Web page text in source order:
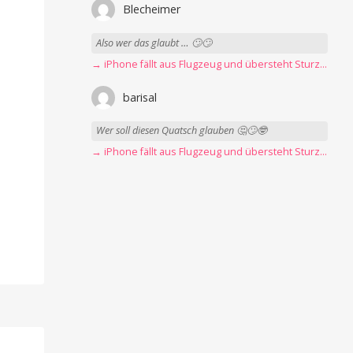
Blecheimer
Also wer das glaubt … 🙄🙄
→ iPhone fällt aus Flugzeug und übersteht Sturz unbeschadet
barisal
Wer soll diesen Quatsch glauben 🤔🙄🤓
→ iPhone fällt aus Flugzeug und übersteht Sturz unbeschadet